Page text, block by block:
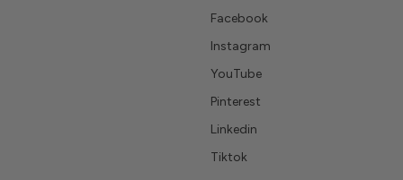
Facebook
Instagram
YouTube
Pinterest
Linkedin
Tiktok